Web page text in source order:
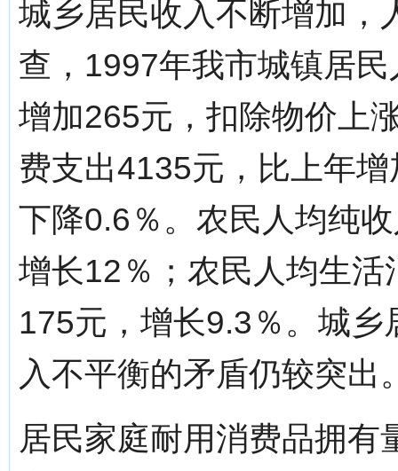
城乡居民收入不断增加，
查，1997年我市城镇居
增加265元，扣除物价上
费支出4135元，比上年
下降0.6％。农民人均纯
增长12％；农民人均生
175元，增长9.3％。城
入不平衡的矛盾仍较突出
居民家庭耐用消费品拥